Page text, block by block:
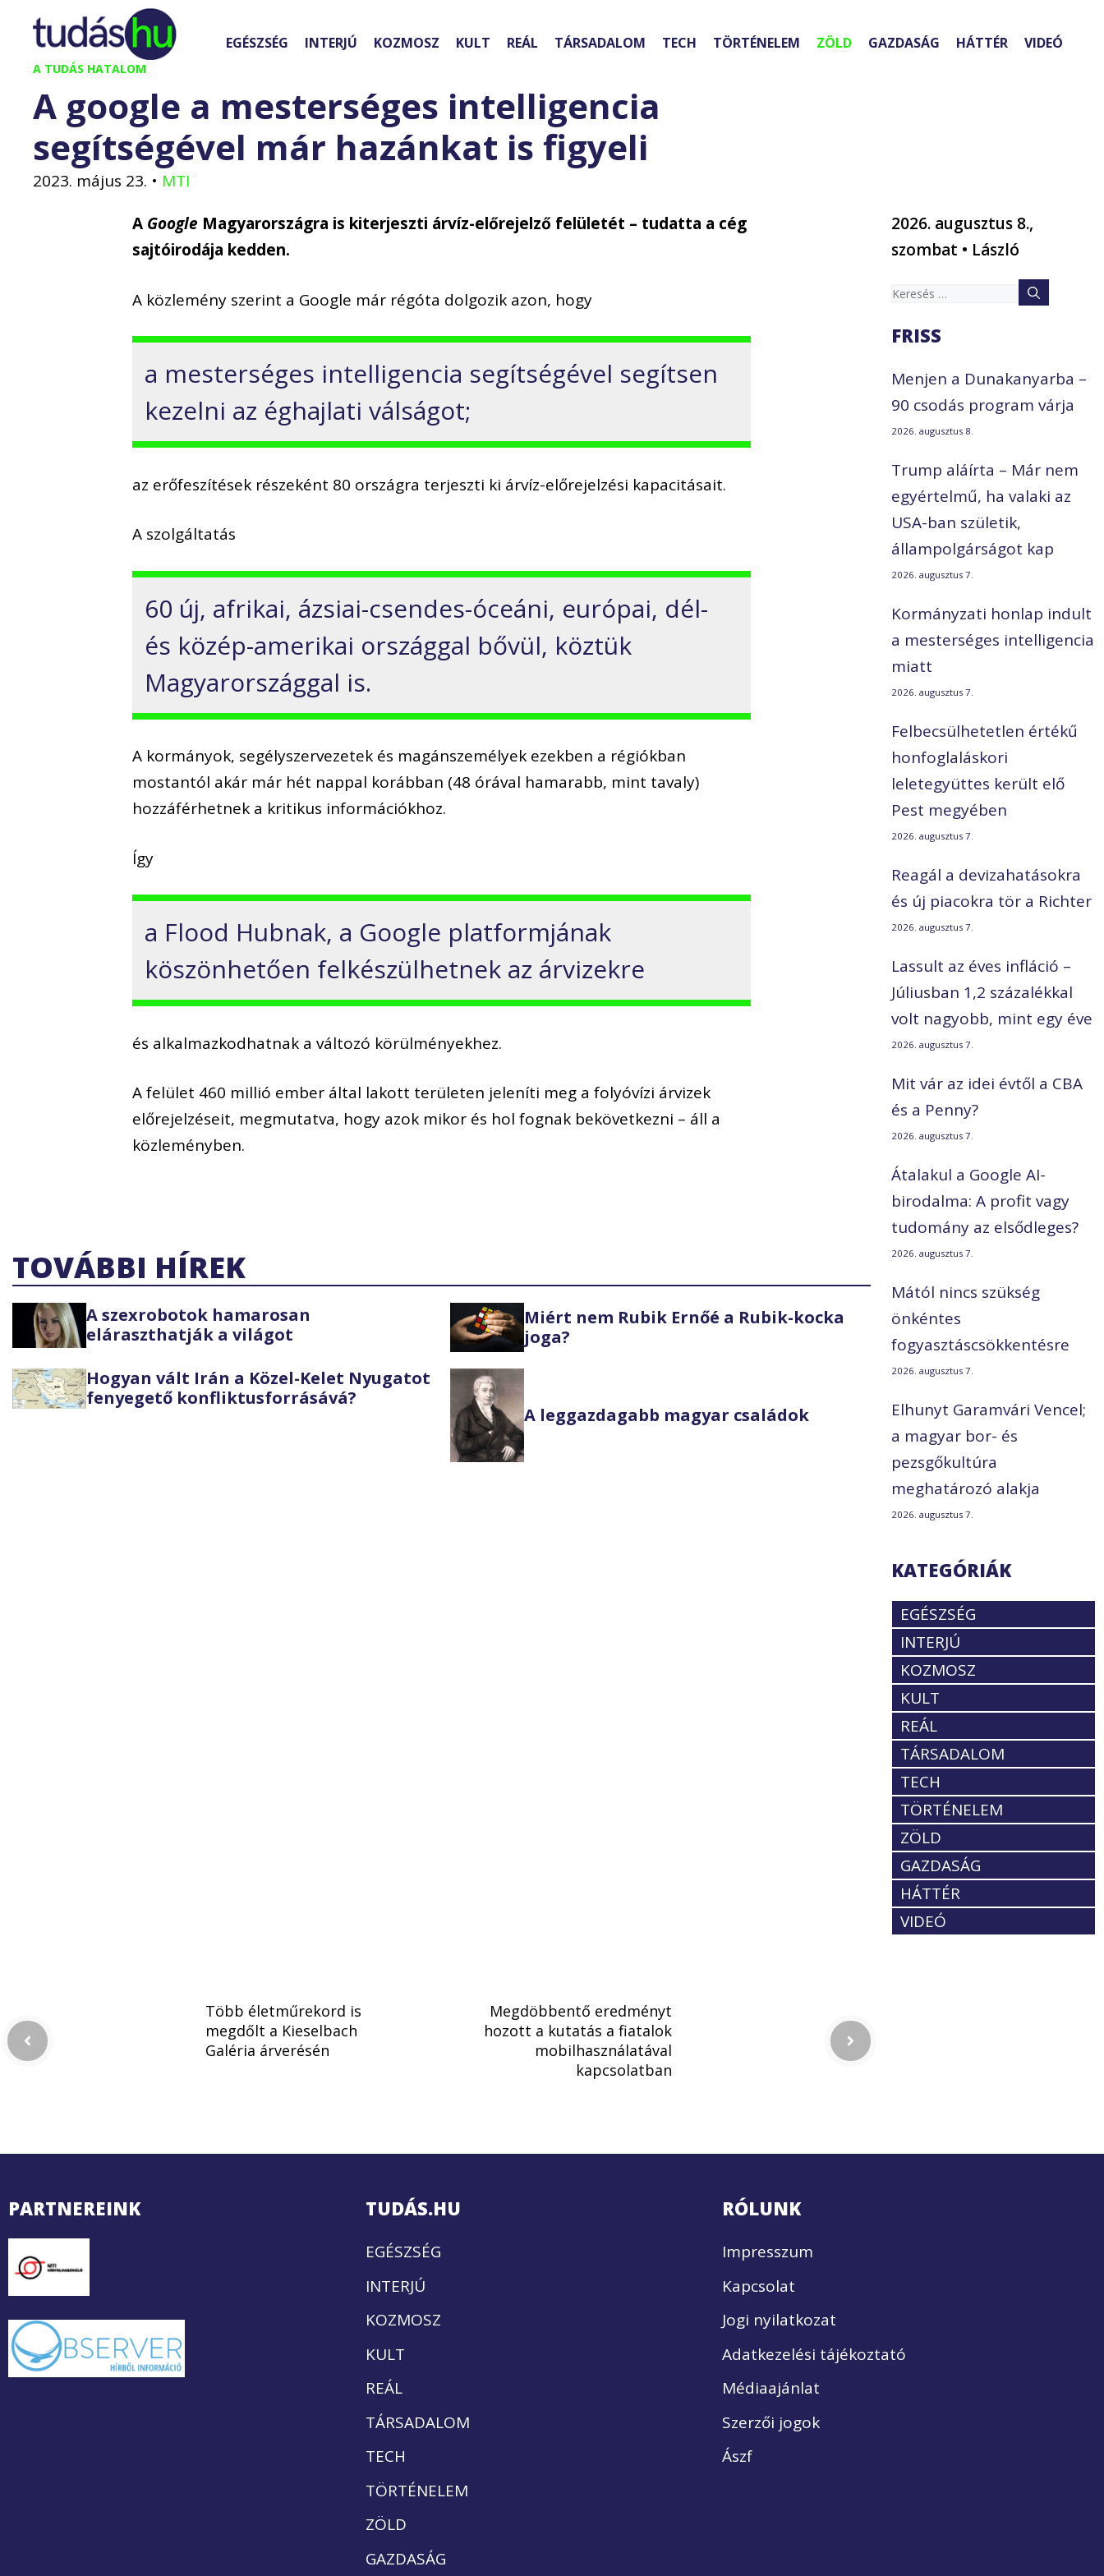
Kilépés
tartalomba
A TUDÁS HATALOM
EGÉSZSÉG INTERJÚ KOZMOSZ KULT REÁL TÁRSADALOM TECH TÖRTÉNELEM ZÖLD GAZDASÁG HÁTTÉR VIDEÓ
A google a mesterséges intelligencia
segítségével már hazánkat is figyeli
2023. május 23. • MTI
A Google Magyarországra is kiterjeszti árvíz-előrejelző felületét – tudatta a cég
sajtóirodája kedden.
A közlemény szerint a Google már régóta dolgozik azon, hogy
a mesterséges intelligencia segítségével segítsen
kezelni az éghajlati válságot;
az erőfeszítések részeként 80 országra terjeszti ki árvíz-előrejelzési kapacitásait.
A szolgáltatás
60 új, afrikai, ázsiai-csendes-óceáni, európai, dél-
és közép-amerikai országgal bővül, köztük
Magyarországgal is.
A kormányok, segélyszervezetek és magánszemélyek ezekben a régiókban
mostantól akár már hét nappal korábban (48 órával hamarabb, mint tavaly)
hozzáférhetnek a kritikus információkhoz.
Így
a Flood Hubnak, a Google platformjának
köszönhetően felkészülhetnek az árvizekre
és alkalmazkodhatnak a változó körülményekhez.
A felület 460 millió ember által lakott területen jeleníti meg a folyóvízi árvizek
előrejelzéseit, megmutatva, hogy azok mikor és hol fognak bekövetkezni – áll a
közleményben.
TOVÁBBI HÍREK
A szexrobotok hamarosan
eláraszthatják a világot
Miért nem Rubik Ernőé a Rubik-kocka
joga?
Hogyan vált Irán a Közel-Kelet Nyugatot
fenyegető konfliktusforrásává?
A leggazdagabb magyar családok
2026. augusztus 8.,
szombat • László
Keresés:
FRISS
Menjen a Dunakanyarba –
90 csodás program várja
2026. augusztus 8.
Trump aláírta – Már nem
egyértelmű, ha valaki az
USA-ban születik,
állampolgárságot kap
2026. augusztus 7.
Kormányzati honlap indult
a mesterséges intelligencia
miatt
2026. augusztus 7.
Felbecsülhetetlen értékű
honfoglaláskori
leletegyüttes került elő
Pest megyében
2026. augusztus 7.
Reagál a devizahatásokra
és új piacokra tör a Richter
2026. augusztus 7.
Lassult az éves infláció –
Júliusban 1,2 százalékkal
volt nagyobb, mint egy éve
2026. augusztus 7.
Mit vár az idei évtől a CBA
és a Penny?
2026. augusztus 7.
Átalakul a Google AI-
birodalma: A profit vagy
tudomány az elsődleges?
2026. augusztus 7.
Mától nincs szükség
önkéntes
fogyasztáscsökkentésre
2026. augusztus 7.
Elhunyt Garamvári Vencel;
a magyar bor- és
pezsgőkultúra
meghatározó alakja
2026. augusztus 7.
KATEGÓRIÁK
EGÉSZSÉG
INTERJÚ
KOZMOSZ
KULT
REÁL
TÁRSADALOM
TECH
TÖRTÉNELEM
ZÖLD
GAZDASÁG
HÁTTÉR
VIDEÓ
Több életműrekord is
megdőlt a Kieselbach
Galéria árverésén
Megdöbbentő eredményt
hozott a kutatás a fiatalok
mobilhasználatával
kapcsolatban
PARTNEREINK TUDÁS.HU
EGÉSZSÉG
INTERJÚ
KOZMOSZ
KULT
REÁL
TÁRSADALOM
TECH
TÖRTÉNELEM
ZÖLD
GAZDASÁG
RÓLUNK
Impresszum
Kapcsolat
Jogi nyilatkozat
Adatkezelési tájékoztató
Médiaajánlat
Szerzői jogok
Ászf